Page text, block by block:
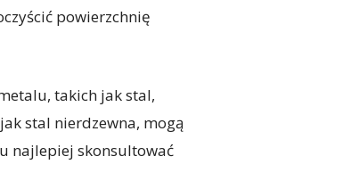
powierzchnię
takich jak stal,
stal nierdzewna, mogą
najlepiej skonsultować